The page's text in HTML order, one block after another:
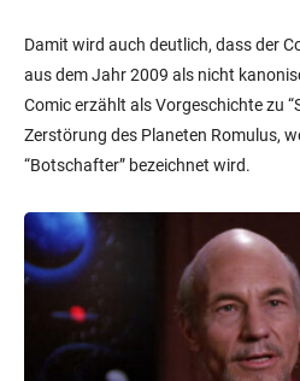
Damit wird auch deutlich, dass der
aus dem Jahr 2009 als nicht
Comic erzählt als Vorgeschichte zu
Zerstörung des Planeten Romulus,
“Botschafter” bezeichnet wird.